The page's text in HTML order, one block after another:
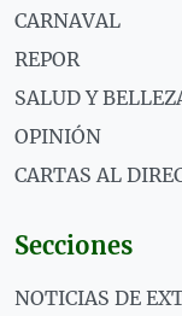
CARNAVAL
REPOR
SALUD Y
OPINIÓN
CARTAS AL
Secciones
NOTICIAS DE